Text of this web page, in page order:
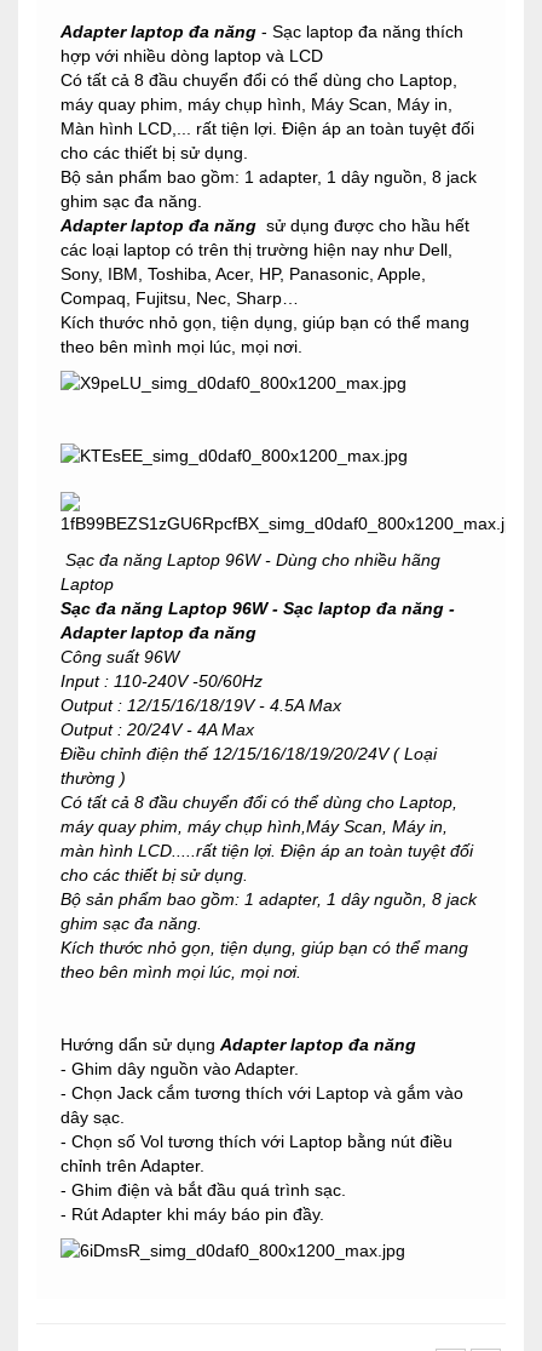
Adapter laptop đa năng - Sạc laptop đa năng thích
hợp với nhiều dòng laptop và LCD
Có tất cả 8 đầu chuyển đổi có thể dùng cho Laptop,
máy quay phim, máy chụp hình, Máy Scan, Máy in,
Màn hình LCD,... rất tiện lợi. Điện áp an toàn tuyệt đối
cho các thiết bị sử dụng.
Bộ sản phẩm bao gồm: 1 adapter, 1 dây nguồn, 8 jack
ghim sạc đa năng.
Adapter laptop đa năng sử dụng được cho hầu hết
các loại laptop có trên thị trường hiện nay như Dell,
Sony, IBM, Toshiba, Acer, HP, Panasonic, Apple,
Compaq, Fujitsu, Nec, Sharp…
Kích thước nhỏ gọn, tiện dụng, giúp bạn có thể mang
theo bên mình mọi lúc, mọi nơi.
Sạc đa năng Laptop 96W - Dùng cho nhiều hãng
Laptop
Sạc đa năng Laptop 96W - Sạc laptop đa năng -
Adapter laptop đa năng
Công suất 96W
Input : 110-240V -50/60Hz
Output : 12/15/16/18/19V - 4.5A Max
Output : 20/24V - 4A Max
Điều chỉnh điện thế 12/15/16/18/19/20/24V ( Loại
thường )
Có tất cả 8 đầu chuyển đổi có thể dùng cho Laptop,
máy quay phim, máy chụp hình,Máy Scan, Máy in,
màn hình LCD.....rất tiện lợi. Điện áp an toàn tuyệt đối
cho các thiết bị sử dụng.
Bộ sản phẩm bao gồm: 1 adapter, 1 dây nguồn, 8 jack
ghim sạc đa năng.
Kích thước nhỏ gọn, tiện dụng, giúp bạn có thể mang
theo bên mình mọi lúc, mọi nơi.
Hướng dẩn sử dụng Adapter laptop đa năng
- Ghim dây nguồn vào Adapter.
- Chọn Jack cắm tương thích với Laptop và gắm vào
dây sạc.
- Chọn số Vol tương thích với Laptop bằng nút điều
chỉnh trên Adapter.
- Ghim điện và bắt đầu quá trình sạc.
- Rút Adapter khi máy báo pin đầy.